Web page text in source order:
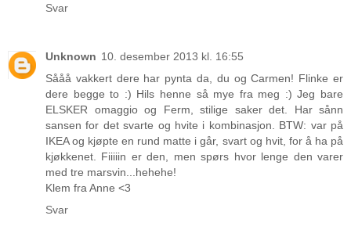
Svar
Unknown 10. desember 2013 kl. 16:55
Sååå vakkert dere har pynta da, du og Carmen! Flinke er
dere begge to :) Hils henne så mye fra meg :) Jeg bare
ELSKER omaggio og Ferm, stilige saker det. Har sånn
sansen for det svarte og hvite i kombinasjon. BTW: var på
IKEA og kjøpte en rund matte i går, svart og hvit, for å ha på
kjøkkenet. Fiiiiin er den, men spørs hvor lenge den varer
med tre marsvin...hehehe!
Klem fra Anne <3
Svar